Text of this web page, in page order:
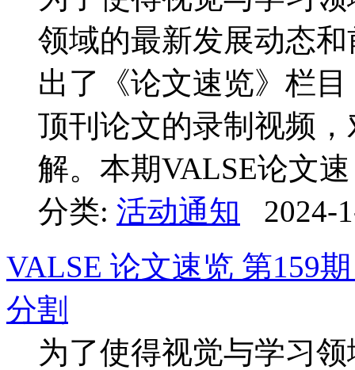
领域的最新发展动态
出了《论文速览》栏
顶刊论文的录制视频
解。本期VALSE论文
分类: 活动通知
2024-
VALSE 论文速览 第159
分割
为了使得视觉与学习